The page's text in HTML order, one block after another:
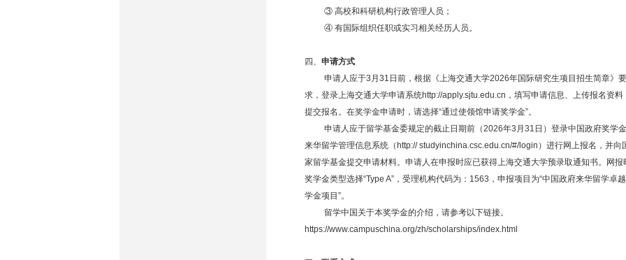
③ 高校和科研机构行政管理人员；
④ 有国际组织任职或实习相关经历人员。
四、 申请方式
申请人应于3 月 31 日前，根据《上海交通大学2026年国际研究生项目招生简章》要
求，登录上海交通大学申请系统http://apply.sjtu.edu.cn ，填写申请信息、上传报名资料
提交报名。在奖学金申请时，请选择“通过使领馆申请奖学金”。
申请人应于留学基金委规定的截止日期前（2026年3月31日）登录中国政府奖学金
来华留学管理信息系统（ http:// studyinchina.csc.edu.cn/#/login ）进行网上报名，并向
家留学基金提交申请材料。 申请人在申报时应已获得上海交通大学预录取通知书。
网报
奖学金类型选择“Type A” ，受理机构代码为： 1563 ，申报项目为“中国政府来华留学卓
学金项目 ”。
留学中国关于本奖学金的介绍，请参考以下链接。
https://www.campuschina.org/zh/scholarships/index.html